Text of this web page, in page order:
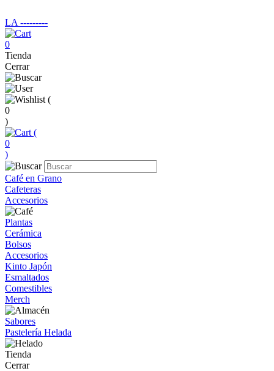
LA ‑‑‑‑‑‑‑‑‑
0
Tienda
Cerrar
(
0
)
(
0
)
Café en Grano
Cafeteras
Accesorios
Plantas
Cerámica
Bolsos
Accesorios
Kinto Japón
Esmaltados
Comestibles
Merch
Sabores
Pastelería Helada
Tienda
Cerrar